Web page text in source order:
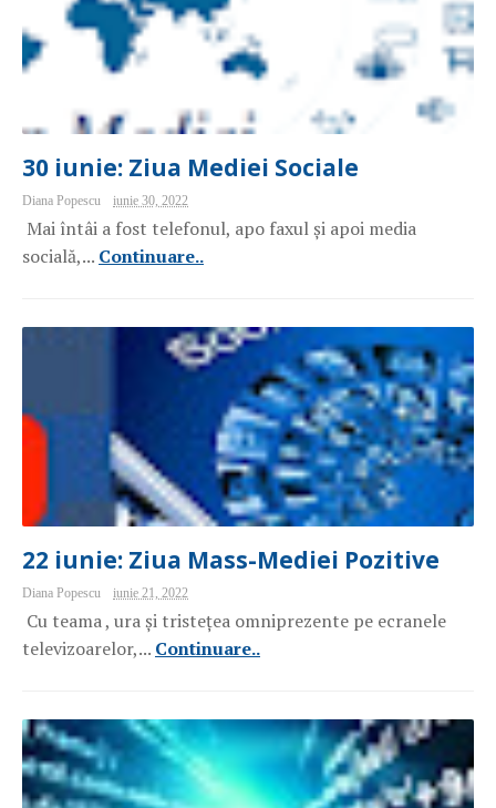
30 iunie: Ziua Mediei Sociale
Diana Popescu iunie 30, 2022
Mai întâi a fost telefonul, apo faxul și apoi media
socială,... Continuare..
22 iunie: Ziua Mass-Mediei Pozitive
Diana Popescu iunie 21, 2022
Cu teama , ura și tristețea omniprezente pe ecranele
televizoarelor,... Continuare..